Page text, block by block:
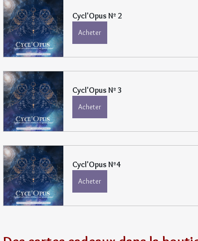
Cycl'Opus Nº 2
Acheter
Cycl'Opus Nº 3
Acheter
Cycl'Opus Nº4
Acheter